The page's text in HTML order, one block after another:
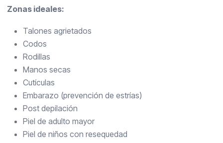
Zonas ideales:
Talones agrietados
Codos
Rodillas
Manos secas
Cutículas
Embarazo (prevención de estrías)
Post depilación
Piel de adulto mayor
Piel de niños con resequedad